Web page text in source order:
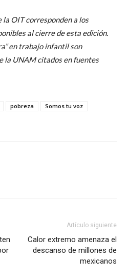
la OIT corresponden a los
al cierre de esta edición.
en trabajo infantil son
la UNAM citados en fuentes
pobreza
Somos tu voz
Artículo siguiente
Calor extremo amenaza el
descanso de millones de
mexicanos